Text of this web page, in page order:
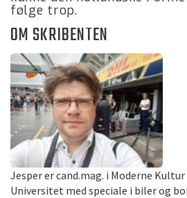
følge trop.
OM SKRIBENTEN
Jesper er cand.mag. i Moderne
Universitet med speciale i biler og